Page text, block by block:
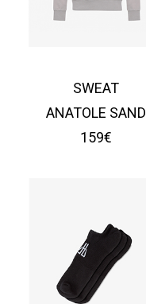
SWEAT
ANATOLE SAND
159€